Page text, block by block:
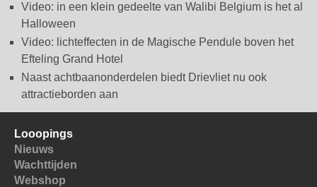
Video: in een klein gedeelte van Walibi Belgium is het al
Halloween
Video: lichteffecten in de Magische Pendule boven het
Efteling Grand Hotel
Naast achtbaanonderdelen biedt Drievliet nu ook
attractieborden aan
Looopings
Nieuws
Wachttijden
Webshop